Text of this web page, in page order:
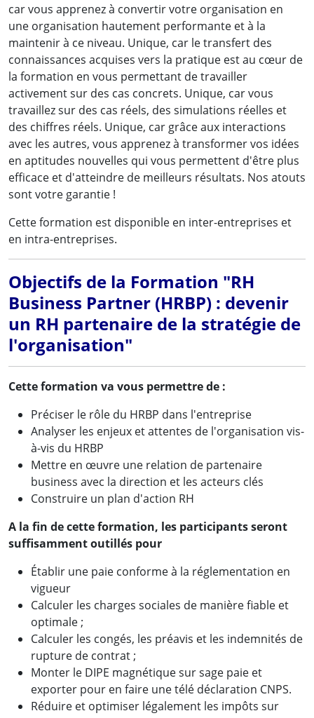
car vous apprenez à convertir votre organisation en
une organisation hautement performante et à la
maintenir à ce niveau. Unique, car le transfert des
connaissances acquises vers la pratique est au cœur de
la formation en vous permettant de travailler
activement sur des cas concrets. Unique, car vous
travaillez sur des cas réels, des simulations réelles et
des chiffres réels. Unique, car grâce aux interactions
avec les autres, vous apprenez à transformer vos idées
en aptitudes nouvelles qui vous permettent d'être plus
efficace et d'atteindre de meilleurs résultats. Nos atouts
sont votre garantie !
Cette formation est disponible en inter-entreprises et
en intra-entreprises.
Objectifs de la Formation "RH
Business Partner (HRBP) : devenir
un RH partenaire de la stratégie de
l'organisation"
Cette formation va vous permettre de :
Préciser le rôle du HRBP dans l'entreprise
Analyser les enjeux et attentes de l'organisation vis-
à-vis du HRBP
Mettre en œuvre une relation de partenaire
business avec la direction et les acteurs clés
Construire un plan d'action RH
A la fin de cette formation, les participants seront
suffisamment outillés pour
Établir une paie conforme à la réglementation en
vigueur
Calculer les charges sociales de manière fiable et
optimale ;
Calculer les congés, les préavis et les indemnités de
rupture de contrat ;
Monter le DIPE magnétique sur sage paie et
exporter pour en faire une télé déclaration CNPS.
Réduire et optimiser légalement les impôts sur